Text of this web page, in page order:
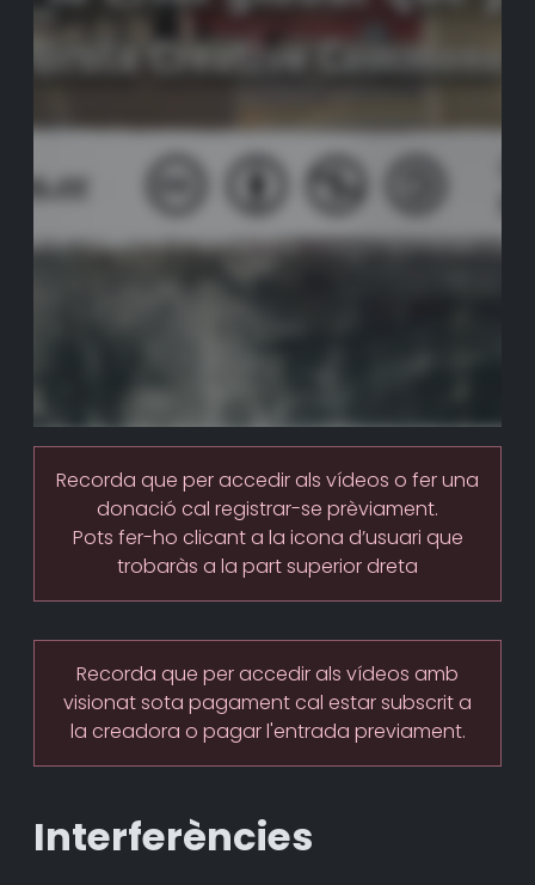
Recorda que per accedir als vídeos o fer una
donació cal registrar-se prèviament.
Pots fer-ho clicant a la icona d’usuari que
trobaràs a la part superior dreta
Recorda que per accedir als vídeos amb
visionat sota pagament cal estar subscrit a
la creadora o pagar l'entrada previament.
Interferències